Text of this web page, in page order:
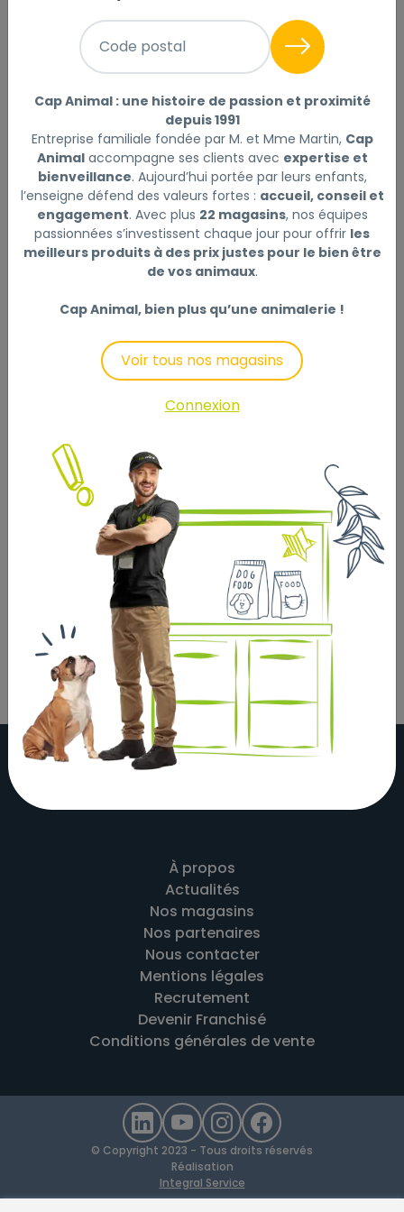
Choisir mon magasin Sélectionner
Livraison à domicile (offerte dès
69€) :
Non disponible en ligne
Description Laisser un avis
Cet aliment à été spécialement formulé pour
du hamster nain : les sources d’énergie, les protéines,
les acides gras, les éléments minéraux et les
vitamines. Afin de préserver les qualités
nutritionnelles des ingrédients, l’aspect granulé est
obtenu par un pressage à sec. La taille et la forme du
granulé ont été ont été étudiées pour en faciliter sa
prise. Sa dureté contribue à une bonne hygiène
Composition:
Céréales (40% min.), sous-produits d'origine végétale,
substances minérales, levures, huiles et graisses,
À propos
Actualités
Nos magasins
Nos partenaires
Nous contacter
Mentions légales
Recrutement
Devenir Franchisé
Conditions générales de vente
© Copyright 2023 - Tous droits réservés
Réalisation
Integral Service
Code postal
Cap Animal : une histoire de passion et proximité
depuis 1991
Entreprise familiale fondée par M. et Mme Martin, Cap
Animalaccompagne ses clients avec expertise et
bienveillance. Aujourd’hui portée par leurs enfants,
l’enseigne défend des valeurs fortes : accueil, conseil et
engagement. Avec plus 22 magasins, nos équipes
passionnées s’investissent chaque jour pour offrir les
meilleurs produits à des prix justes pour le bien être
de vos animaux.
Cap Animal, bien plus qu’une animalerie !
Voir tous nos magasins
Connexion